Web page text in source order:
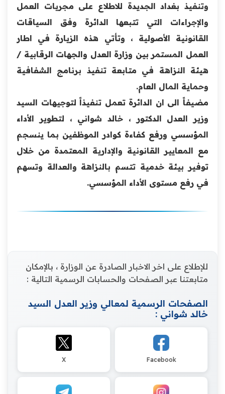
وتنفيذ بغداد الجديدة للاطلاع على مجريات العمل
والإجراءات التي تتبعها الدائرة وفق السياقات
القانونية الأصولية ، وتأتي هذه الزيارة في اطار
العمل المستمر بين وزارة العدل والجهات الرقابية /
هيئة النزاهة في متابعة تنفيذ برنامج الشفافية
وحماية المال العام.
مضيفاً الى ان الدائرة تعمل تنفيذاً لتوجيهات السيد
وزير العدل الدكتور ، خالد شواني ، لتطوير الأداء
المؤسسي ورفع كفاءة كوادر الموظفين بما ينسجم
مع المعايير القانونية والإدارية المعتمدة من خلال
توفير بيئة خدمية تتسم بالنزاهة والعدالة وتسهم
في رفع مستوى الأداء المؤسسي.
للإطلاع على اخر الاخبار الصادرة عن الوزارة ، بالإمكان
متابعتنا عبر الصفحات والحسابات الرسمية التالية :
الصفحات الرسمية لمعالي وزير العدل السيد
خالد شواني :
Facebook
X